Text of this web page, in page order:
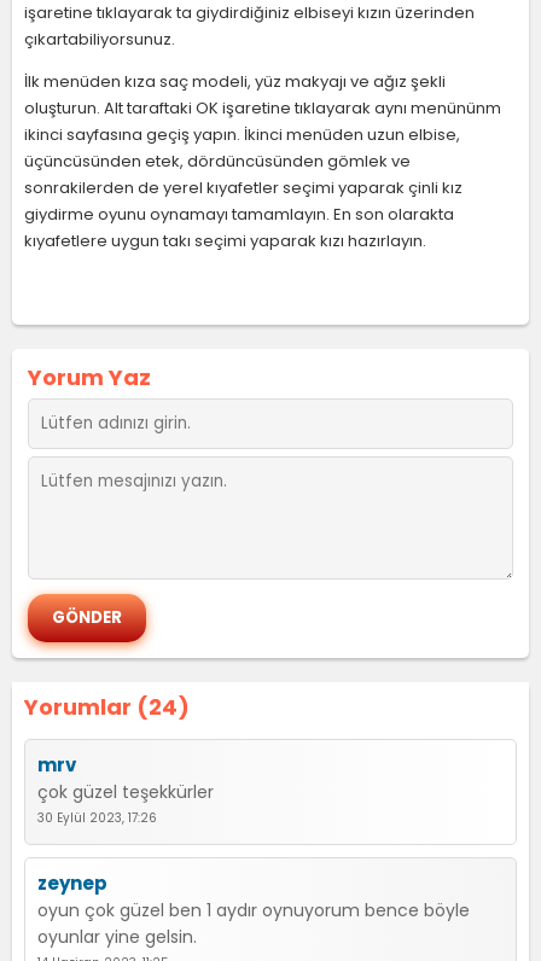
işaretine tıklayarak ta giydirdiğiniz elbiseyi kızın üzerinden
çıkartabiliyorsunuz.
İlk menüden kıza saç modeli, yüz makyajı ve ağız şekli
oluşturun. Alt taraftaki OK işaretine tıklayarak aynı menününm
ikinci sayfasına geçiş yapın. İkinci menüden uzun elbise,
üçüncüsünden etek, dördüncüsünden gömlek ve
sonrakilerden de yerel kıyafetler seçimi yaparak çinli kız
giydirme oyunu oynamayı tamamlayın. En son olarakta
kıyafetlere uygun takı seçimi yaparak kızı hazırlayın.
Yorumlar (24)
mrv
çok güzel teşekkürler
30 Eylül 2023, 17:26
zeynep
oyun çok güzel ben 1 aydır oynuyorum bence böyle
oyunlar yine gelsin.
Yorum Yaz